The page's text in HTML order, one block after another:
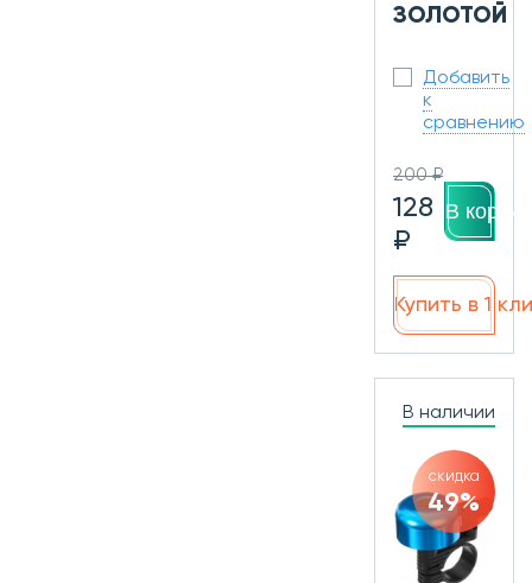
ЗОЛОТОЙ
Добавить
к
сравнению
200 ₽
128
₽
В
Купить в 1
В наличии
скидка
49%